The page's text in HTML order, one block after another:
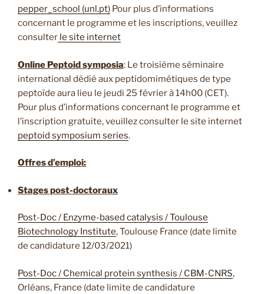
pepper_school (unl.pt) Pour plus d’informations
concernant le programme et les inscriptions, veuillez
consulter le site internet
Online Peptoid symposia: Le troisième séminaire
international dédié aux peptidomimétiques de type
peptoïde aura lieu le jeudi 25 février à 14h00 (CET).
Pour plus d’informations concernant le programme et
l’inscription gratuite, veuillez consulter le site internet
peptoid symposium series.
Offres d’emploi:
Stages post-doctoraux
Post-Doc / Enzyme-based catalysis / Toulouse
Biotechnology Institute, Toulouse France (date limite
de candidature 12/03/2021)
Post-Doc / Chemical protein synthesis / CBM-CNRS,
Orléans, France (date limite de candidature